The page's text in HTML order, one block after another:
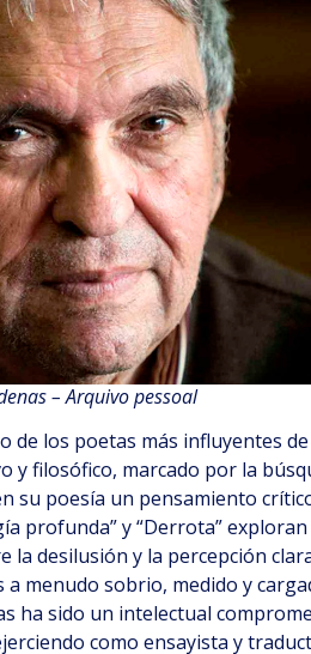
– Arquivo pessoal
de los poetas más influyentes
y filosófico, marcado por la
su poesía un pensamiento
profunda” y “Derrota”
la desilusión y la percepción
menudo sobrio, medido y
ha sido un intelectual
como ensayista y